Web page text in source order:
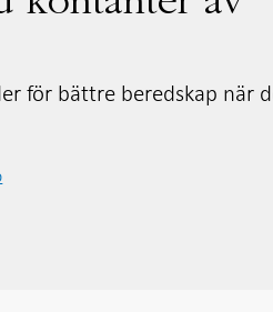
för bättre beredskap när